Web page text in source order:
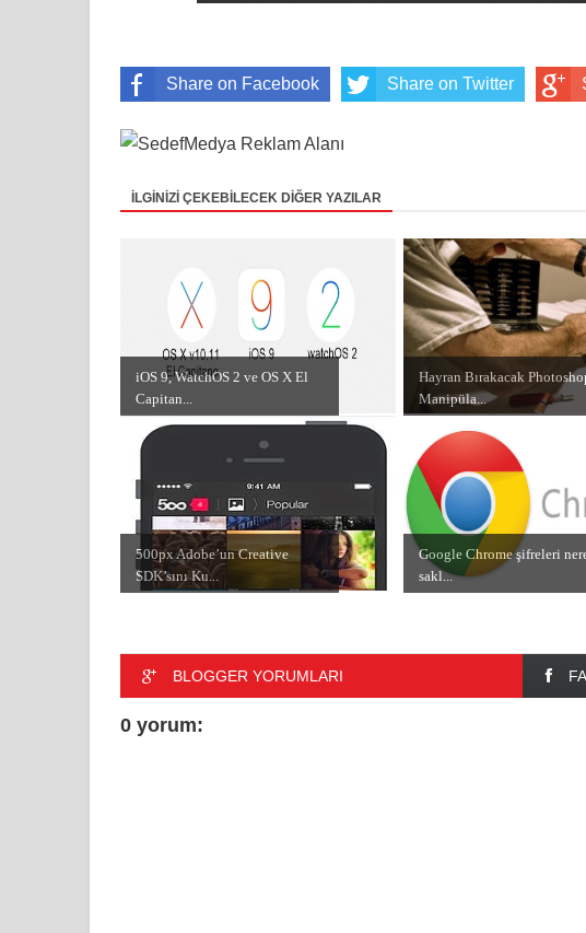
Share on Facebook Share on Twitter
İLGİNİZİ ÇEKEBİLECEK DİĞER YAZILAR
iOS 9, WatchOS 2 ve OS X El
Capitan...
Hayran Bırakacak
Manipüla...
500px Adobe’un Creative
SDK’sını Ku...
Google Chrome şifreleri
sakl...
BLOGGER YORUMLARI
0 yorum: